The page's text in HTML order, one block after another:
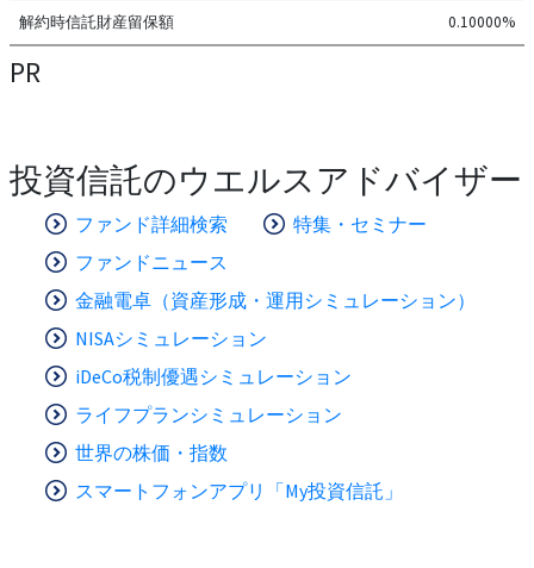
解約時信託財産留保額 0.10000%
PR
投資信託のウエルスアドバイザー
ファンド詳細検索
特集・セミナー
ファンドニュース
金融電卓（資産形成・運用シミュレーション）
NISAシミュレーション
iDeCo税制優遇シミュレーション
ライフプランシミュレーション
世界の株価・指数
スマートフォンアプリ「My投資信託」